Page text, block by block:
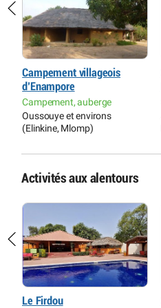
Campement villageois
d’Enampore
Campement, auberge
Oussouye et environs
(Elinkine, Mlomp)
Activités aux alentours
Le Firdou